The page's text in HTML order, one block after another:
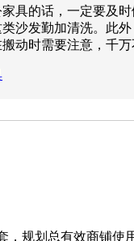
具的话，一定要及
沙发勤加清洗。此
动时需要注意，千
规划总有效商铺